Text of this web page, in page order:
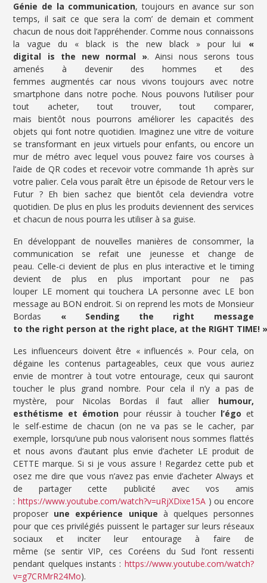
Génie de la communication, toujours en avance sur son
temps, il sait ce que sera la com’ de demain et comment
chacun de nous doit l’appréhender. Comme nous connaissons
la vague du « black is the new black » pour lui «
digital is the new normal ». Ainsi nous serons tous
amenés à devenir des hommes et des
femmes augmentés car nous vivons toujours avec notre
smartphone dans notre poche. Nous pouvons l’utiliser pour
tout acheter, tout trouver, tout comparer,
mais bientôt nous pourrons améliorer les capacités des
objets qui font notre quotidien. Imaginez une vitre de voiture
se transformant en jeux virtuels pour enfants, ou encore un
mur de métro avec lequel vous pouvez faire vos courses à
l’aide de QR codes et recevoir votre commande 1h après sur
votre palier. Cela vous paraît être un épisode de Retour vers le
Futur ? Eh bien sachez que bientôt cela deviendra votre
quotidien. De plus en plus les produits deviennent des services
et chacun de nous pourra les utiliser à sa guise.
En développant de nouvelles manières de consommer, la
communication se refait une jeunesse et change de
peau. Celle-ci devient de plus en plus interactive et le timing
devient de plus en plus important pour ne pas
louper LE moment qui touchera LA personne avec LE bon
message au BON endroit. Si on reprend les mots de Monsieur
Bordas « Sending the right message
to the right person at the right place, at the RIGHT TIME!
Les influenceurs doivent être « influencés ». Pour cela, on
dégaine les contenus partageables, ceux que vous auriez
envie de montrer à tout votre entourage, ceux qui sauront
toucher le plus grand nombre. Pour cela il n’y a pas de
mystère, pour Nicolas Bordas il faut allier humour,
esthétisme et émotion pour réussir à toucher l’égo et
le self-estime de chacun (on ne va pas se le cacher, par
exemple, lorsqu’une pub nous valorisent nous sommes flattés
et nous avons d’autant plus envie d’acheter LE produit de
CETTE marque. Si si je vous assure ! Regardez cette pub et
osez me dire que vous n’avez pas envie d’acheter Always et
de partager cette publicité avec vos amis
: https://www.youtube.com/watch?v=uRjXDixe15A) ou encore
proposer une expérience unique à quelques personnes
pour que ces privilégiés puissent le partager sur leurs réseaux
sociaux et inciter leur entourage à faire de
même (se sentir VIP, ces Coréens du Sud l’ont ressenti
pendant quelques instants : https://www.youtube.com/watch?
v=g7CRMrR24Mo).